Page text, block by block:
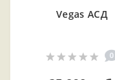
Vegas АСД
0